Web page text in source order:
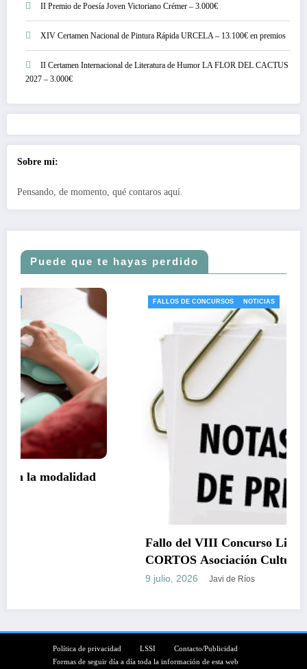
II Premio de Poesía Joven Victoriano Crémer – 3.000€
XIV Certamen Nacional de Pintura Rápida URCELA – 13.100€ en premios
II Certamen Internacional de Literatura de Humor LA FLOR DEL CACTUS
2027 – 3.000€
Sobre mí:
Pensando, de momento, qué contaros aquí.
Puede que te hayas perdido
NOTICIAS
Fallo del VIII Concurso Literario de RELATOS
CORTOS Asociación Cultural C.B. Torrevelilla
Política de privacidad LSSI
Contacto/Publicidad
Formas de seguir día a día toda la información de esta web